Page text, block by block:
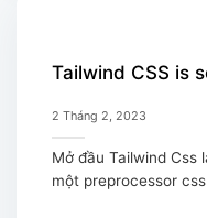
Tailwind CSS is
2 Tháng 2, 2023
Mở đầu Tailwind Css
một preprocessor